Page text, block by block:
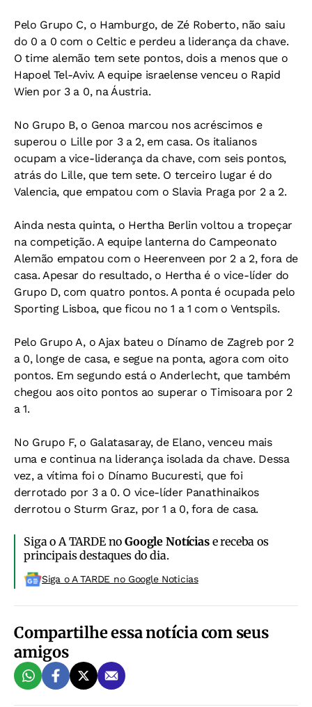
Pelo Grupo C, o Hamburgo, de Zé Roberto, não saiu
do 0 a 0 com o Celtic e perdeu a liderança da chave.
O time alemão tem sete pontos, dois a menos que o
Hapoel Tel-Aviv. A equipe israelense venceu o Rapid
Wien por 3 a 0, na Áustria.
No Grupo B, o Genoa marcou nos acréscimos e
superou o Lille por 3 a 2, em casa. Os italianos
ocupam a vice-liderança da chave, com seis pontos,
atrás do Lille, que tem sete. O terceiro lugar é do
Valencia, que empatou com o Slavia Praga por 2 a 2.
Ainda nesta quinta, o Hertha Berlin voltou a tropeçar
na competição. A equipe lanterna do Campeonato
Alemão empatou com o Heerenveen por 2 a 2, fora de
casa. Apesar do resultado, o Hertha é o vice-líder do
Grupo D, com quatro pontos. A ponta é ocupada pelo
Sporting Lisboa, que ficou no 1 a 1 com o Ventspils.
Pelo Grupo A, o Ajax bateu o Dínamo de Zagreb por 2
a 0, longe de casa, e segue na ponta, agora com oito
pontos. Em segundo está o Anderlecht, que também
chegou aos oito pontos ao superar o Timisoara por 2
a 1.
No Grupo F, o Galatasaray, de Elano, venceu mais
uma e continua na liderança isolada da chave. Dessa
vez, a vítima foi o Dínamo Bucuresti, que foi
derrotado por 3 a 0. O vice-líder Panathinaikos
derrotou o Sturm Graz, por 1 a 0, fora de casa.
Siga o A TARDE noGoogle Notíciase receba os
principais destaques do dia.
Siga o A TARDE no Google Noticias
Compartilhe essa notícia com seus
amigos